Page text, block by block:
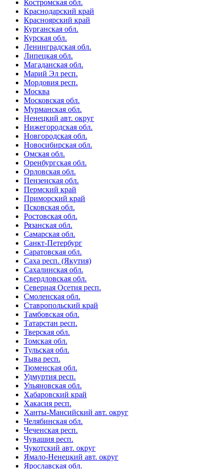
Костромская обл.
Краснодарский край
Красноярский край
Курганская обл.
Курская обл.
Ленинградская обл.
Липецкая обл.
Магаданская обл.
Марий Эл респ.
Мордовия респ.
Москва
Московская обл.
Мурманская обл.
Ненецкий авт. округ
Нижегородская обл.
Новгородская обл.
Новосибирская обл.
Омская обл.
Оренбургская обл.
Орловская обл.
Пензенская обл.
Пермский край
Приморский край
Псковская обл.
Ростовская обл.
Рязанская обл.
Самарская обл.
Санкт-Петербург
Саратовская обл.
Саха респ. (Якутия)
Сахалинская обл.
Свердловская обл.
Северная Осетия респ.
Смоленская обл.
Ставропольский край
Тамбовская обл.
Татарстан респ.
Тверская обл.
Томская обл.
Тульская обл.
Тыва респ.
Тюменская обл.
Удмуртия респ.
Ульяновская обл.
Хабаровский край
Хакасия респ.
Ханты-Мансийский авт. округ
Челябинская обл.
Чеченская респ.
Чувашия респ.
Чукотский авт. округ
Ямало-Ненецкий авт. округ
Ярославская обл.